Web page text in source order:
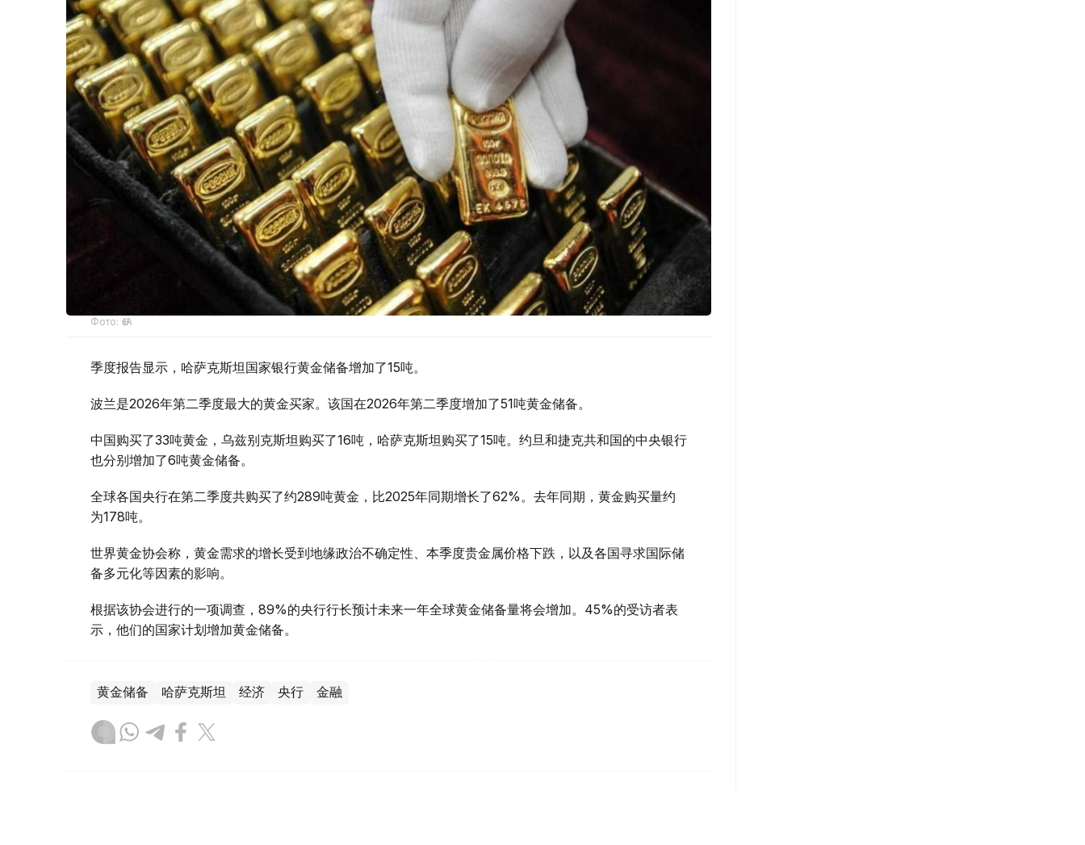
Фото: ӨзА
季度报告显示，哈萨克斯坦国家银行黄金储备增加了15吨。
波兰是2026年第二季度最大的黄金买家。该国在2026年第二季度增加了51吨黄金储备。
中国购买了33吨黄金，乌兹别克斯坦购买了16吨，哈萨克斯坦购买了15吨。约旦和捷克共和国的中央银行
也分别增加了6吨黄金储备。
全球各国央行在第二季度共购买了约289吨黄金，比2025年同期增长了62%。去年同期，黄金购买量约
为178吨。
世界黄金协会称，黄金需求的增长受到地缘政治不确定性、本季度贵金属价格下跌，以及各国寻求国际储
备多元化等因素的影响。
根据该协会进行的一项调查，89%的央行行长预计未来一年全球黄金储备量将会增加。45%的受访者表
示，他们的国家计划增加黄金储备。
黄金储备 哈萨克斯坦 经济 央行 金融